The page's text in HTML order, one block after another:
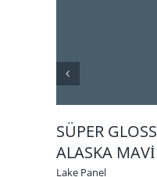
SÜPER GLOSS
ALASKA MAVİ
Lake Panel